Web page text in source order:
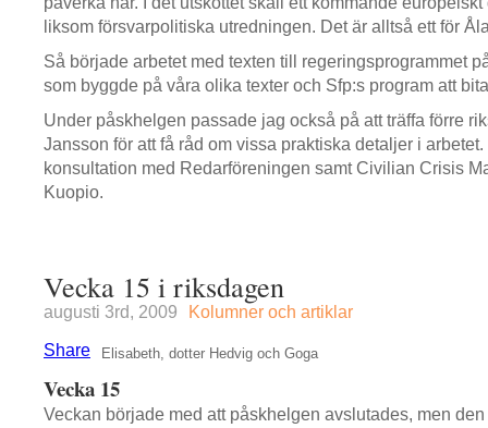
liksom försvarpolitiska utredningen. Det är alltså ett för
Så började arbetet med texten till regeringsprogrammet
som byggde på våra olika texter och Sfp:s program att
Under påskhelgen passade jag också på att träffa förre
Jansson för att få råd om vissa praktiska detaljer i
konsultation med Redarföreningen samt Civilian Crisis
Kuopio.
Vecka 15 i riksdagen
augusti 3rd, 2009 Kolumner och artiklar
Share Elisabeth, dotter Hedvig och Goga
Vecka 15
Veckan började med att påskhelgen avslutades, men